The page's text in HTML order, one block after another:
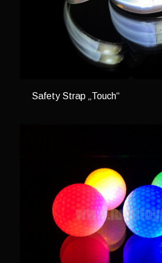
Safety Strap „Touch“